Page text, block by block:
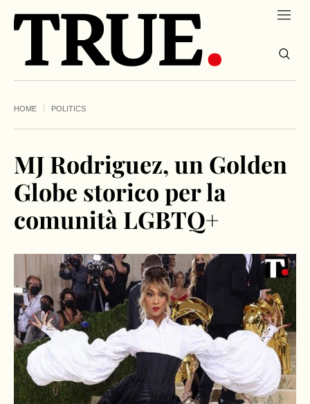
HOME POLITICS
MJ Rodriguez, un Golden
Globe storico per la
comunità LGBTQ+